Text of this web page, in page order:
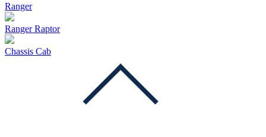
Ranger
Ranger Raptor
Chassis Cab